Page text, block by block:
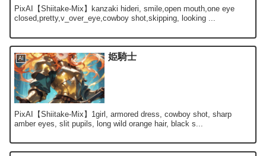
PixAI【Shiitake-Mix】kanzaki hideri, smile,open mouth,one eye
closed,pretty,v_over_eye,cowboy shot,skipping, looking ...
AI 姫騎士
PixAI【Shiitake-Mix】1girl, armored dress, cowboy shot, sharp
amber eyes, slit pupils, long wild orange hair, black s...